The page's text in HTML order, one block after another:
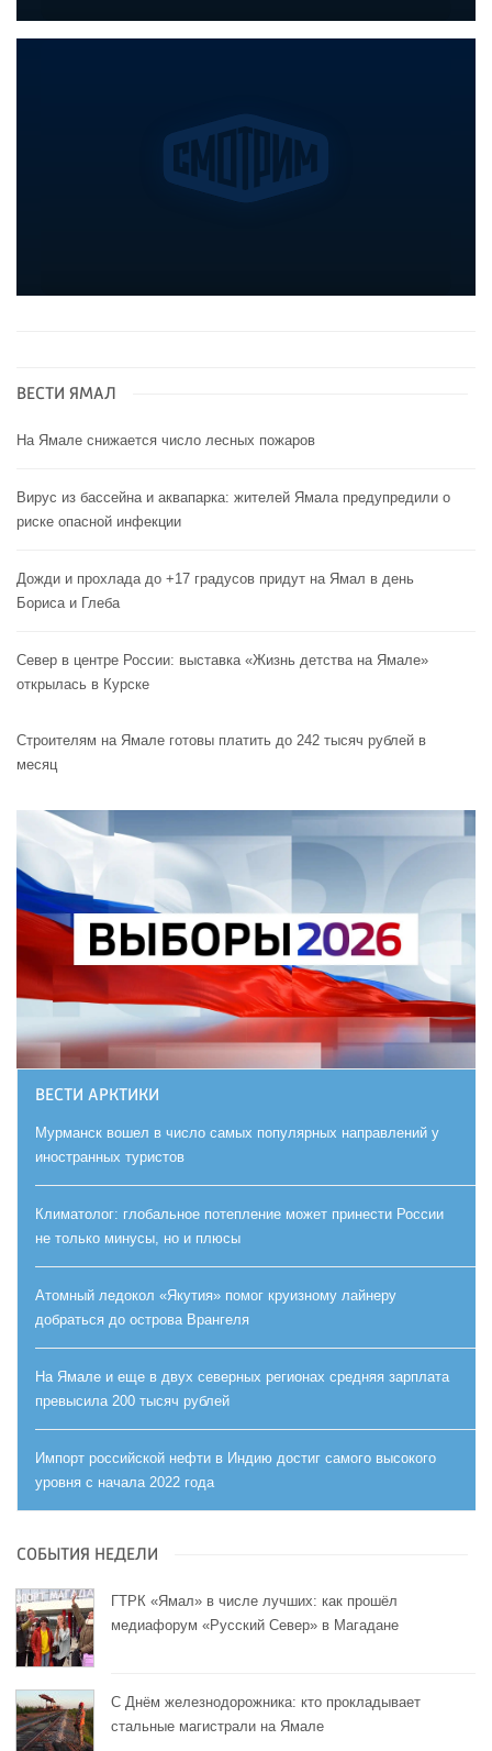
ВЕСТИ ЯМАЛ
На Ямале снижается число лесных пожаров
Вирус из бассейна и аквапарка: жителей Ямала предупредили о
риске опасной инфекции
Дожди и прохлада до +17 градусов придут на Ямал в день
Бориса и Глеба
Север в центре России: выставка «Жизнь детства на Ямале»
открылась в Курске
Строителям на Ямале готовы платить до 242 тысяч рублей в
месяц
ВЕСТИ АРКТИКИ
Мурманск вошел в число самых популярных направлений у
иностранных туристов
Климатолог: глобальное потепление может принести России
не только минусы, но и плюсы
Атомный ледокол «Якутия» помог круизному лайнеру
добраться до острова Врангеля
На Ямале и еще в двух северных регионах средняя зарплата
превысила 200 тысяч рублей
Импорт российской нефти в Индию достиг самого высокого
уровня с начала 2022 года
СОБЫТИЯ НЕДЕЛИ
ГТРК «Ямал» в числе лучших: как прошёл
медиафорум «Русский Север» в Магадане
С Днём железнодорожника: кто прокладывает
стальные магистрали на Ямале